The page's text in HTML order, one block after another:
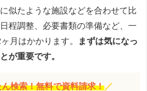
似たような施設などを合わせて比
程調整、必要書類の準備など、一
月はかかります。
まずは気になっ
が重要です。
検索！無料で資料請求！ ／